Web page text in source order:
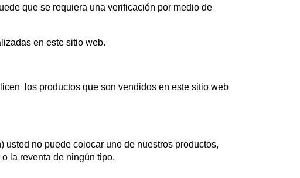
que se requiera una verificación por medio de
en este sitio web.
los productos que son vendidos en este sitio web
usted no puede colocar uno de nuestros productos,
la reventa de ningún tipo.